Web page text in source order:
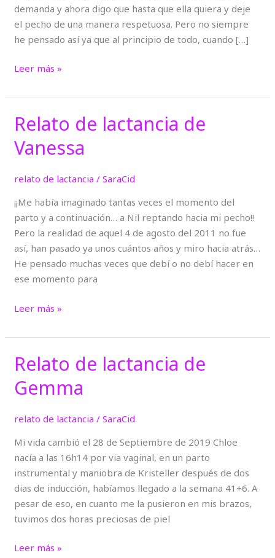
demanda y ahora digo que hasta que ella quiera y deje
el pecho de una manera respetuosa. Pero no siempre
he pensado así ya que al principio de todo, cuando […]
Leer más »
Relato de lactancia de
Vanessa
relato de lactancia /SaraCid
¡¡Me había imaginado tantas veces el momento del
parto y a continuación… a Nil reptando hacia mi pecho!!
Pero la realidad de aquel 4 de agosto del 2011 no fue
así, han pasado ya unos cuántos años y miro hacia atrás…
He pensado muchas veces que debí o no debí hacer en
ese momento para
Relato
de
lactancia
Vanessa
Leer más »
Relato de lactancia de
Gemma
relato de lactancia /SaraCid
Mi vida cambió el 28 de Septiembre de 2019 Chloe
nacía a las 16h14 por via vaginal, en un parto
instrumental y maniobra de Kristeller después de dos
dias de inducción, habíamos llegado a la semana 41+6. A
pesar de eso, en cuanto me la pusieron en mis brazos,
tuvimos dos horas preciosas de piel
Relato
de
lactancia
Gemma
Leer más »